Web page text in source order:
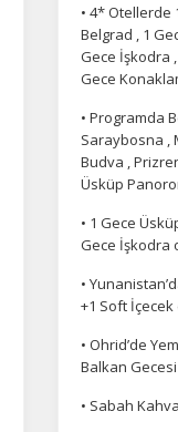
• 4* Otellerde
Belgrad , 1
Gece İşkodra
Gece
• Programda
Saraybosna ,
Budva ,
Üsküp
• 1 Gece
Gece İşkodra
•
+1 Soft İçecek
• Ohrid’de
Balkan Gecesi
• Sabah